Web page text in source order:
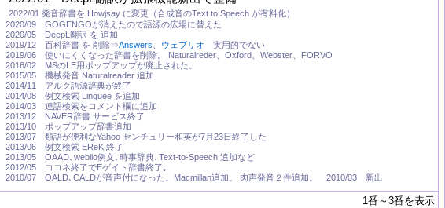
2022/01 発音辞書を Howjsay に変更（合成音のText to Speech が有料化）
2020/09 GOGENGOが消えたので語源の広場に替えた
2020/05 DeepL翻訳 を 追加
2019/12 百科辞書 を 削除⇒Answers ウェブリオ 実用的でない
2019/06 使いにくくなった辞書を削除。 Naturalreder、Oxford、Webster、FORVO
2016/02 MSのI E用ポップアップが廃止された。
2015/05 機械発音 Naturalreader 追加
2014/11 アルク語源辞典が終了
2014/08 例文検索 Linguee を追加
2014/03 連語検索をコメント欄に追加
2013/12 NAVER辞書 サービス終了
2013/10 ポップアップ辞書追加
2013/07 類語が便利なYahoo センチュリー和英が7月23日終了した
2013/06 例文検索 EReK 終了
2013/05 OAAD､weblio例文､時事辞典､Text-to-Speech 追加など
2012/05 ココネ終了でEゲイト辞書終了｡
2010/07 OALD､CALDが音声付になった。Macmillan追加。 肉声発音２件追加。 2010/03 新出
1番～3番を表示